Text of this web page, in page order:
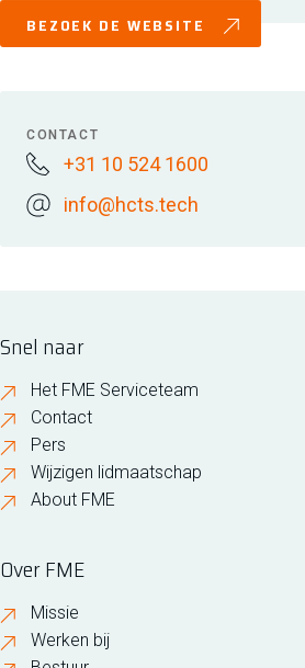
BEZOEK DE WEBSITE
CONTACT
+31 10 524 1600
info@hcts.tech
Snel naar
Het FME Serviceteam
Contact
Pers
Wijzigen lidmaatschap
About FME
Over FME
Missie
Werken bij